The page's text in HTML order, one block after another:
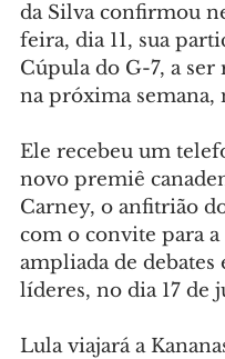
da Silva confirmou
feira, dia 11, sua
Cúpula do G-7, a ser
na próxima semana,
Ele recebeu um
novo premiê
Carney, o anfitrião
com o convite para a
ampliada de debates
líderes, no dia 17 de
Lula viajará a